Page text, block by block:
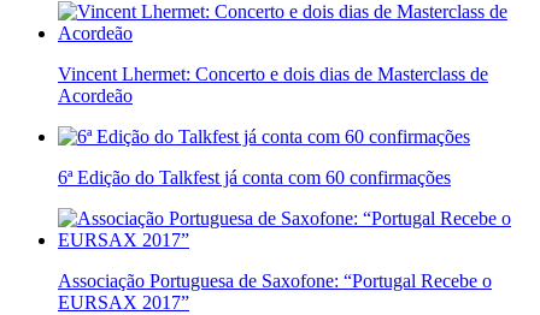
Vincent Lhermet: Concerto e dois dias de Masterclass de
Acordeão
6ª Edição do Talkfest já conta com 60 confirmações
Associação Portuguesa de Saxofone: “Portugal Recebe o
EURSAX 2017”